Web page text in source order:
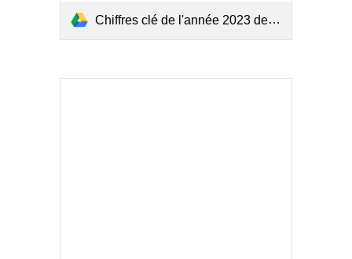
Chiffres clé de l'année 2023 de l'accidentologie maritime.pdf